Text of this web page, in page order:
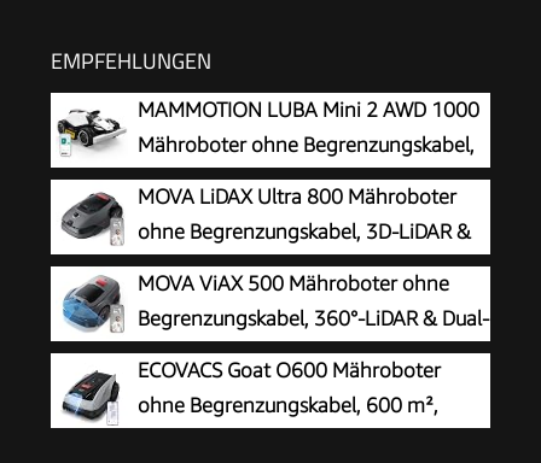
EMPFEHLUNGEN
MAMMOTION LUBA Mini 2 AWD 1000
Mähroboter ohne Begrenzungskabel,
Empf.1000㎡
MOVA LiDAX Ultra 800 Mähroboter
ohne Begrenzungskabel, 3D-LiDAR &
KI Vision
MOVA ViAX 500 Mähroboter ohne
Begrenzungskabel, 360°-LiDAR & Dual-
KI-Vision
ECOVACS Goat O600 Mähroboter
ohne Begrenzungskabel, 600 m²,